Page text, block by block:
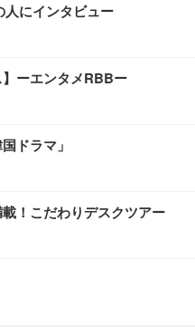
人にインタビュー
】ーエンタメRBBー
ドラマ」
！こだわりデスクツアー